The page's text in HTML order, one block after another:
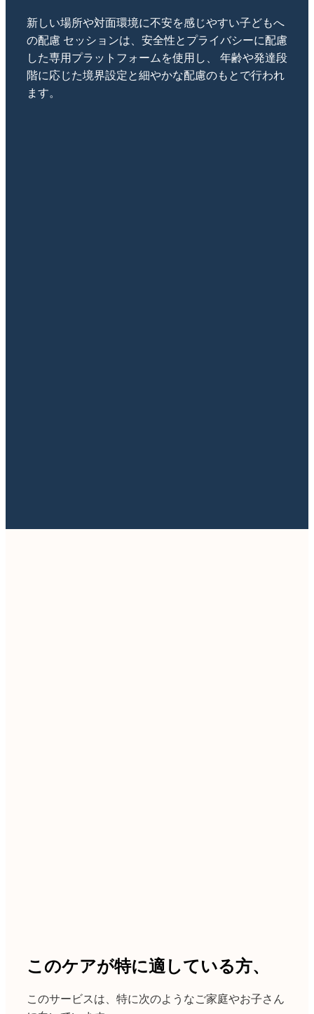
新しい場所や対面環境に不安を感じやすい子どもへ
の配慮 セッションは、安全性とプライバシーに配慮
した専用プラットフォームを使用し、 年齢や発達段
階に応じた境界設定と細やかな配慮のもとで行われ
ます。
このケアが特に適している方、
このサービスは、特に次のようなご家庭やお子さん